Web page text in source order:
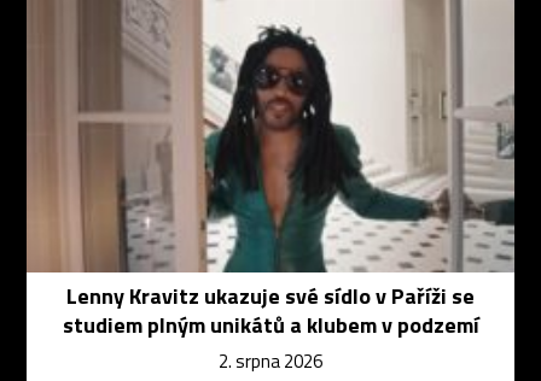
Lenny Kravitz ukazuje své sídlo v Paříži se
studiem plným unikátů a klubem v podzemí
2. srpna 2026